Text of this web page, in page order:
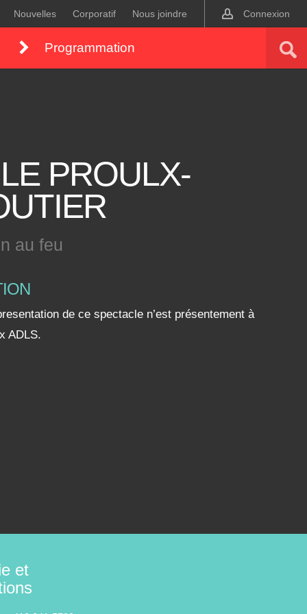
Connexion
Nouvelles Corporatif Nous joindre
Programmation
PROULX-
au feu
de ce spectacle n’est présentement à
ADLS.
et